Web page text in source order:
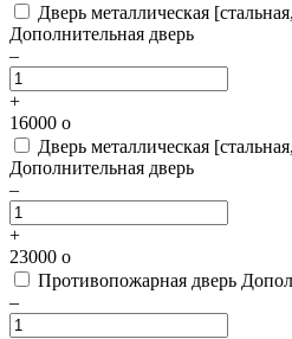
Дверь металлическая
Дополнительная дверь
–
+
16000 o
Дверь металлическая
Дополнительная дверь
–
+
23000 o
Противопожарная дверь
–